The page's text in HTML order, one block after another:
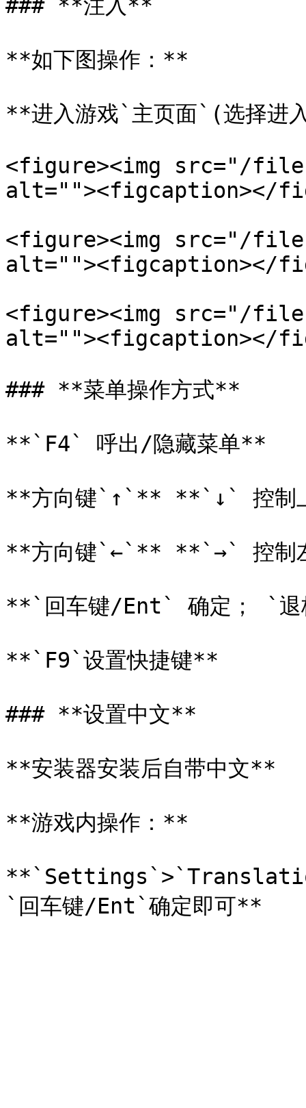
### **注入**
**如下图操作：**
**进入游戏`主页面`(选择进
<figure><img src="/files/
alt=""><figcaption></
<figure><img src="/
alt=""><figcaption></
<figure><img src="/files/
alt=""><figcaption></
### **菜单操作方式**
**`F4` 呼出/隐藏菜单**
**方向键`↑`** **`↓` 控制
**方向键`←`** **`→` 控制
**`回车键/Ent` 确定； `
**`F9`设置快捷键**
### **设置中文**
**安装器安装后自带中文**
**游戏内操作：**